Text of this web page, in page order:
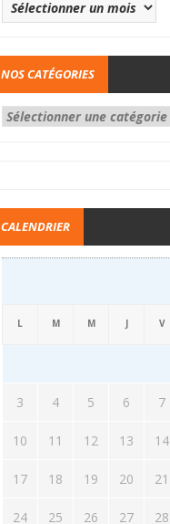
NOS CATÉGORIES
CALENDRIER
L M M J V
3 4 5 6 7
10 11 12 13 14
17 18 19 20 21
24 25 26 27 28